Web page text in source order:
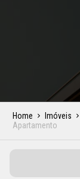
Home Imóveis
Apartamento